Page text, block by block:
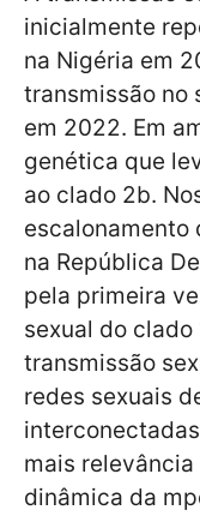
inicialmente
na Nigéria em
transmissão no
em 2022. Em
genética que
ao clado 2b.
escalonamento
na República
pela primeira
sexual do clado
transmissão
redes sexuais
mais
dinâmica da